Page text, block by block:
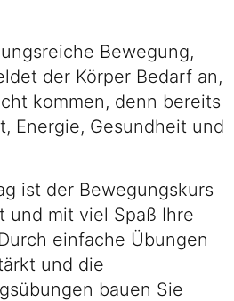
Bewegung,
der Körper Bedarf an,
kommen, denn bereits
Energie, Gesundheit und
ist der Bewegungskurs
und mit viel Spaß Ihre
einfache Übungen
und die
bauen Sie